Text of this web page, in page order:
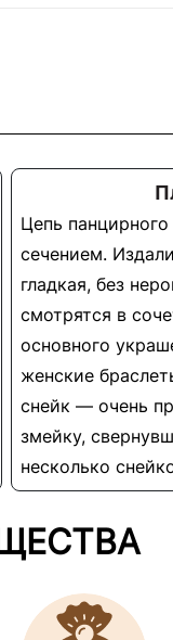
Цепь
сечением.
гладкая, без
смотрятся в
основного
женские
снейк — очень
змейку,
несколько